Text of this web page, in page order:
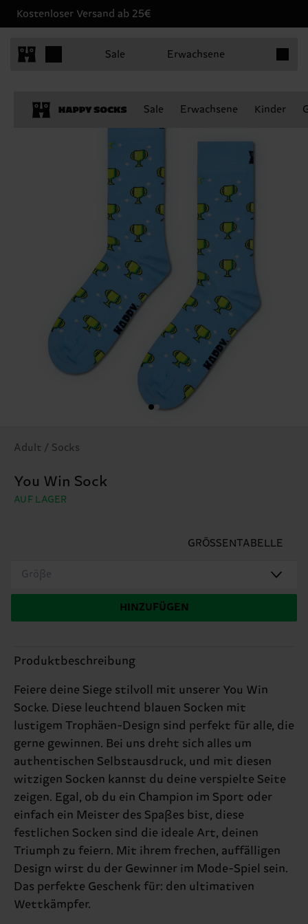
Kostenloser Versand ab 25€
Sale Erwachsene
Sale Erwachsene Kinder
Adult / Socks
You Win Sock
AUF LAGER
GRÖSSENTABELLE
Größe
HINZUFÜGEN
Produktbeschreibung
Feiere deine Siege stilvoll mit unserer You Win
Socke. Diese leuchtend blauen Socken mit
lustigem Trophäen-Design sind perfekt für alle, die
gerne gewinnen. Bei uns dreht sich alles um
authentischen Selbstausdruck, und mit diesen
witzigen Socken kannst du deine verspielte Seite
zeigen. Egal, ob du ein Champion im Sport oder
einfach ein Meister des Spaßes bist, diese
festlichen Socken sind die ideale Art, deinen
Triumph zu feiern. Mit ihrem frechen, auffälligen
Design wirst du der Gewinner im Mode-Spiel sein.
Das perfekte Geschenk für: den ultimativen
Wettkämpfer.